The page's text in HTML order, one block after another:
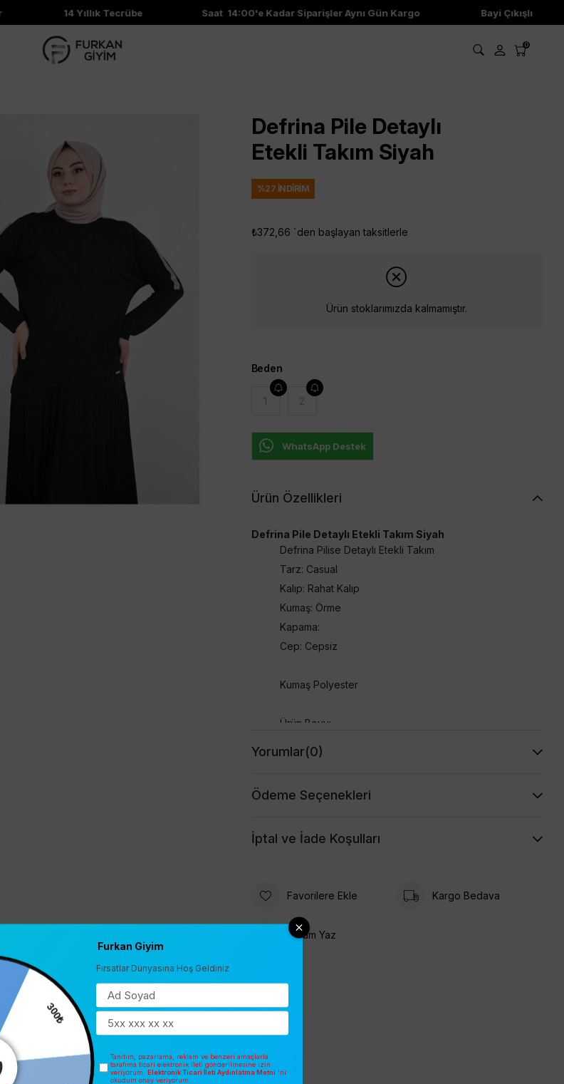
14 Yıllık Tecrübe Saat 14:00'e Kadar Siparişler Aynı Gün Kargo Bayi Çıkışlı Ürünler
0
Defrina Pile Detaylı
Etekli Takım Siyah
%27 İNDIRIM
₺372,66 `den başlayan taksitlerle
Ürün stoklarımızda kalmamıştır.
Beden
1 2
WhatsApp Destek
Ürün Özellikleri
Defrina Pile Detaylı Etekli Takım Siyah
Defrina Pilise Detaylı Etekli Takım
Tarz: Casual
Kalıp: Rahat Kalıp
Kumaş: Örme
Kapama:
Cep: Cepsiz
Kumaş Polyester
Ürün Boyu:
Etek Boy: 88
Yorumlar(0)
Ödeme Seçenekleri
İptal ve İade Koşulları
Favorilere Ekle Kargo Bedava
Yorum Yaz
300₺
Furkan Giyim
Fırsatlar Dünyasına Hoş Geldiniz
Tanıtım, pazarlama, reklam ve benzeri amaçlarla
tarafıma ticari elektronik ileti gönderilmesine izin
veriyorum. Elektronik Ticari İleti Aydınlatma Metni 'ni
okudum onay veriyorum.